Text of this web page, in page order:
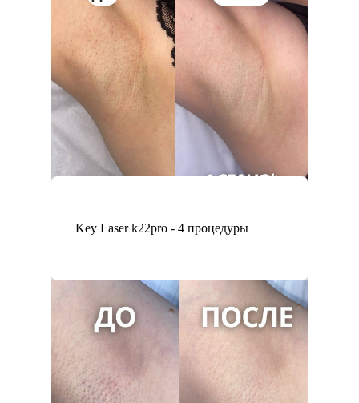
Key Laser k22pro - 4 процедуры